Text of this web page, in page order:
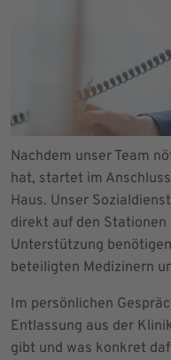
Nachdem unser Team
hat, startet im
Haus. Unser
direkt auf den Stationen
Unterstützung
beteiligten Medizinern
Im persönlichen
Entlassung aus der
gibt und was konkret